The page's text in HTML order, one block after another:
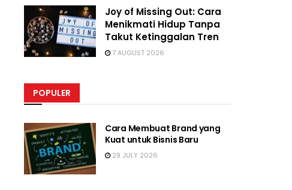
Joy of Missing Out: Cara
Menikmati Hidup Tanpa
Takut Ketinggalan Tren
7 AUGUST 2026
POPULER
Cara Membuat Brand yang
Kuat untuk Bisnis Baru
29 JULY 2026